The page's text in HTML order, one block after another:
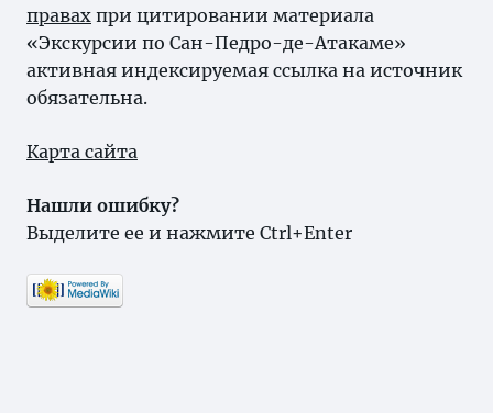
правах при цитировании материала
«Экскурсии по Сан-Педро-де-Атакаме»
активная индексируемая ссылка на источник
обязательна.
Карта сайта
Нашли ошибку?
Выделите ее и нажмите Ctrl+Enter